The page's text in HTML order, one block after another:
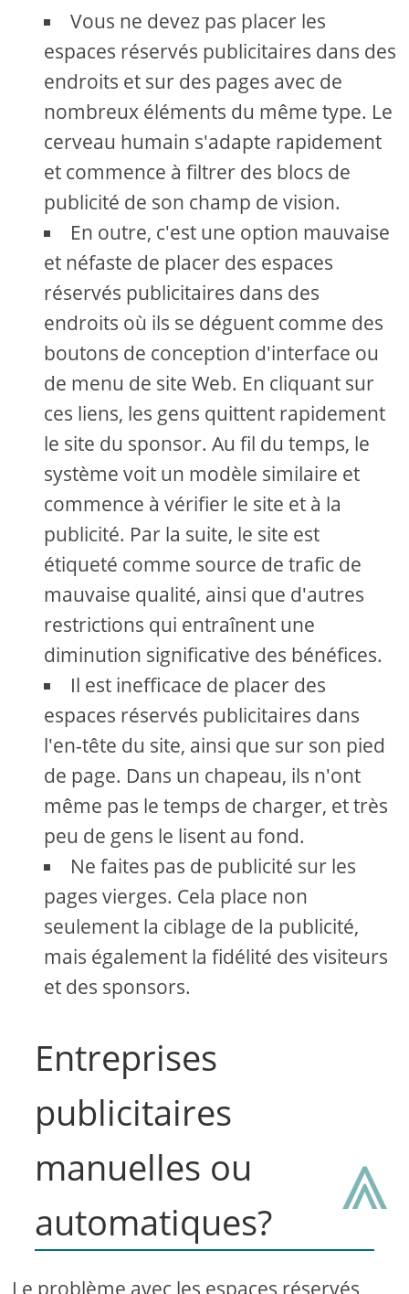
Vous ne devez pas placer les
espaces réservés publicitaires dans des
endroits et sur des pages avec de
nombreux éléments du même type. Le
cerveau humain s'adapte rapidement
et commence à filtrer des blocs de
publicité de son champ de vision.
En outre, c'est une option mauvaise
et néfaste de placer des espaces
réservés publicitaires dans des
endroits où ils se déguent comme des
boutons de conception d'interface ou
de menu de site Web. En cliquant sur
ces liens, les gens quittent rapidement
le site du sponsor. Au fil du temps, le
système voit un modèle similaire et
commence à vérifier le site et à la
publicité. Par la suite, le site est
étiqueté comme source de trafic de
mauvaise qualité, ainsi que d'autres
restrictions qui entraînent une
diminution significative des bénéfices.
Il est inefficace de placer des
espaces réservés publicitaires dans
l'en-tête du site, ainsi que sur son pied
de page. Dans un chapeau, ils n'ont
même pas le temps de charger, et très
peu de gens le lisent au fond.
Ne faites pas de publicité sur les
pages vierges. Cela place non
seulement la ciblage de la publicité,
mais également la fidélité des visiteurs
et des sponsors.
Entreprises
publicitaires
manuelles ou
automatiques?
Le problème avec les espaces réservés
⩓